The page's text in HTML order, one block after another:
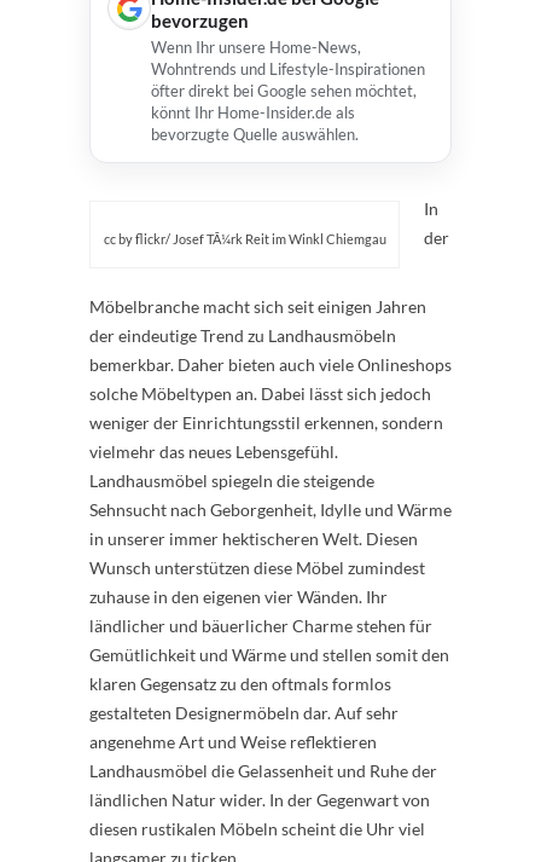
bevorzugen
Wenn Ihr unsere Home-News,
Wohntrends und Lifestyle-Inspirationen
öfter direkt bei Google sehen möchtet,
könnt Ihr Home-Insider.de als
bevorzugte Quelle auswählen.
cc by flickr/ Josef TÃ¼rk Reit im Winkl Chiemgau
In
der
Möbelbranche macht sich seit einigen Jahren
der eindeutige Trend zu Landhausmöbeln
bemerkbar. Daher bieten auch viele Onlineshops
solche Möbeltypen an. Dabei lässt sich jedoch
weniger der Einrichtungsstil erkennen, sondern
vielmehr das neues Lebensgefühl.
Landhausmöbel spiegeln die steigende
Sehnsucht nach Geborgenheit, Idylle und Wärme
in unserer immer hektischeren Welt. Diesen
Wunsch unterstützen diese Möbel zumindest
zuhause in den eigenen vier Wänden. Ihr
ländlicher und bäuerlicher Charme stehen für
Gemütlichkeit und Wärme und stellen somit den
klaren Gegensatz zu den oftmals formlos
gestalteten Designermöbeln dar. Auf sehr
angenehme Art und Weise reflektieren
Landhausmöbel die Gelassenheit und Ruhe der
ländlichen Natur wider. In der Gegenwart von
diesen rustikalen Möbeln scheint die Uhr viel
langsamer zu ticken.